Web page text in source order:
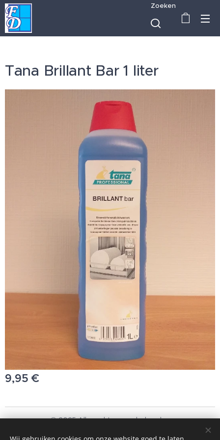
Zoeken
Tana Brillant Bar 1 liter
9,95 €
© 2025 Alle rechten voorbehouden
Schoonmaakbedrijf Frando Bv